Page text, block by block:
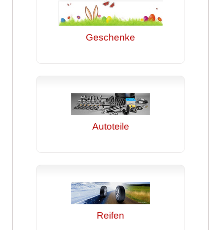
Geschenke
Autoteile
Reifen